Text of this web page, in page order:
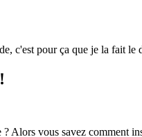
c'est pour ça que je la fait
? Alors vous savez comment